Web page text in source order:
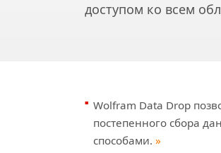
доступом ко всем
Wolfram Data Drop
постепенного сбора
способами. »